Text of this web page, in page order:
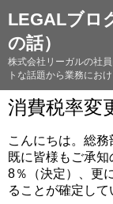
LEGALブロ
の話）
株式会社リーガルの社
トな話題から業務にお
消費税率変
こんにちは。総務
既に皆様もご承
8％（決定）、更
ることが確定して